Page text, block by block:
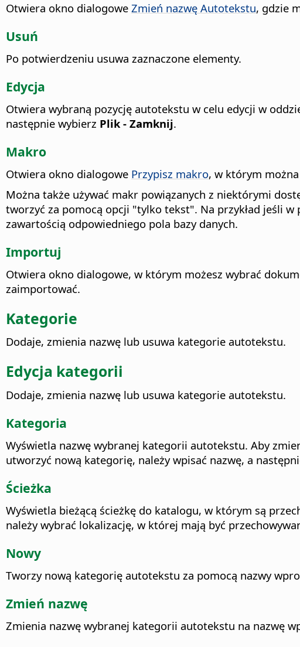
Otwiera okno dialogowe Zmień nazwę Autotekstu, gdzie
Usuń
Po potwierdzeniu usuwa zaznaczone elementy.
Edycja
Otwiera wybraną pozycję autotekstu w celu edycji w
następnie wybierz Plik - Zamknij.
Makro
Otwiera okno dialogowe Przypisz makro, w którym
Można także używać makr powiązanych z niektórymi
tworzyć za pomocą opcji "tylko tekst". Na przykład jeśli
zawartością odpowiedniego pola bazy danych.
Importuj
Otwiera okno dialogowe, w którym możesz wybrać
zaimportować.
Kategorie
Dodaje, zmienia nazwę lub usuwa kategorie autotekstu.
Edycja kategorii
Dodaje, zmienia nazwę lub usuwa kategorie autotekstu.
Kategoria
Wyświetla nazwę wybranej kategorii autotekstu. Aby
utworzyć nową kategorię, należy wpisać nazwę, a
Ścieżka
Wyświetla bieżącą ścieżkę do katalogu, w którym są
należy wybrać lokalizację, w której mają być
Nowy
Tworzy nową kategorię autotekstu za pomocą nazwy
Zmień nazwę
Zmienia nazwę wybranej kategorii autotekstu na nazwę